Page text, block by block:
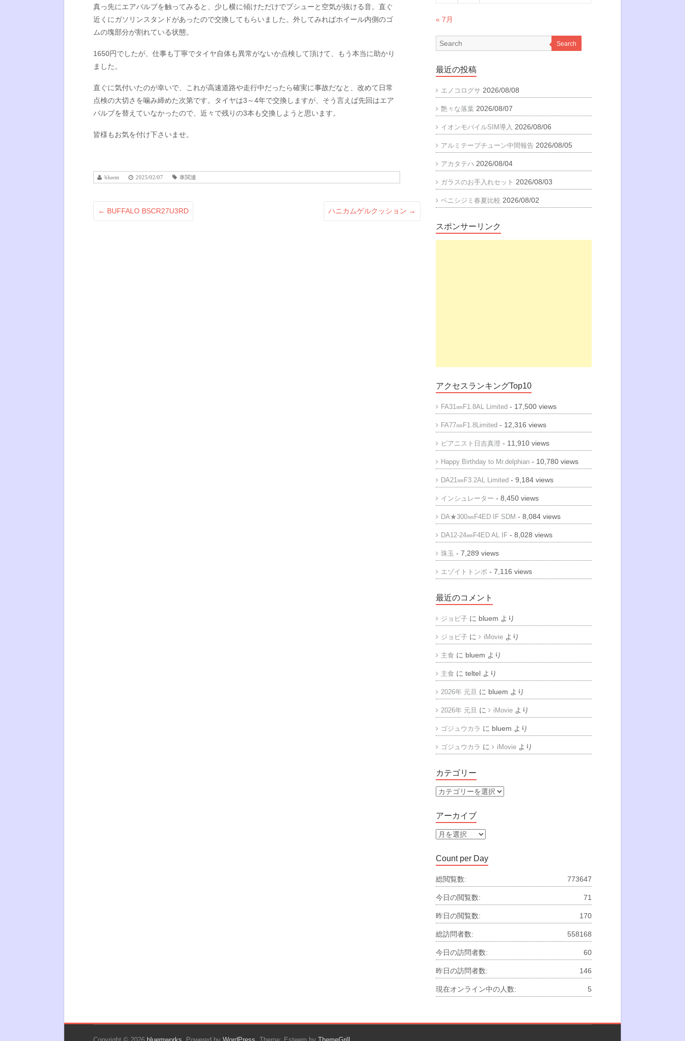
真っ先にエアバルブを触ってみると、少し横に傾けただけでプシューと空気が抜ける音。直ぐ
近くにガソリンスタンドがあったので交換してもらいました。外してみればホイール内側のゴ
ムの塊部分が割れている状態。
1650円でしたが、仕事も丁寧でタイヤ自体も異常がないか点検して頂けて、もう本当に助かり
ました。
直ぐに気付いたのが幸いで、これが高速道路や走行中だったら確実に事故だなと、改めて日常
点検の大切さを噛み締めた次第です。タイヤは3～4年で交換しますが、そう言えば先回はエア
バルブを替えていなかったので、近々で残りの3本も交換しようと思います。
皆様もお気を付け下さいませ。
bluem 2025/02/07 車関連
← BUFFALO BSCR27U3RD ハニカムゲルクッション →
« 7月
Search
最近の投稿
エノコログサ 2026/08/08
艶々な落葉 2026/08/07
イオンモバイルSIM導入 2026/08/06
アルミテープチューン中間報告 2026/08/05
アカタテハ 2026/08/04
ガラスのお手入れセット 2026/08/03
ベニシジミ春夏比較 2026/08/02
スポンサーリンク
アクセスランキングTop10
FA31㎜F1.8AL Limited - 17,500 views
FA77㎜F1.8Limited - 12,316 views
ピアニスト日吉真澄 - 11,910 views
Happy Birthday to Mr.delphian - 10,780 views
DA21㎜F3.2AL Limited - 9,184 views
インシュレーター - 8,450 views
DA★300㎜F4ED IF SDM - 8,084 views
DA12-24㎜F4ED AL IF - 8,028 views
珠玉 - 7,289 views
エゾイトトンボ - 7,116 views
最近のコメント
ジョビ子 に bluem より
ジョビ子 に iMovie より
主食 に bluem より
主食 にteltel より
2026年 元旦 に bluem より
2026年 元旦 に iMovie より
ゴジュウカラ に bluem より
ゴジュウカラ に iMovie より
カテゴリー
カ
ゴ
リ
ー
アーカイブ
ア
カ
イ
ブ
Count per Day
773647
総閲覧数:
71
今日の閲覧数:
170
昨日の閲覧数:
558168
総訪問者数:
60
今日の訪問者数:
146
昨日の訪問者数:
5
現在オンライン中の人数: